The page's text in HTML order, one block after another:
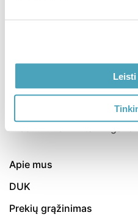
Vyrams
Moterys
Guminukai
Į KREPŠELĮ
Apie mus
DUK
Prekių grąžinimas